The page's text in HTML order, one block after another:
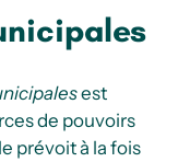
est
de pouvoirs
prévoit à la fois